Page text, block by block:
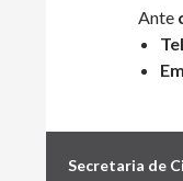
Ante
Secretaria de